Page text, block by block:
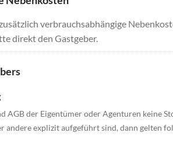
verbrauchsabhängige
direkt den Gastgeber.
AGB der Eigentümer oder Agenturen keine
andere explizit aufgeführt sind, dann gelten